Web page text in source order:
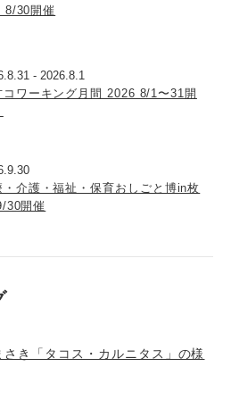
30開催
- 2026.8.1
コワーキング月間 2026 8/1〜31開
・介護・福祉・保育おしごと博in枚
30開催
き「タコス・カルニタス」の様